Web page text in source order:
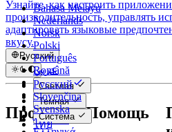
Bahasa Melayu
Nederlands
Norsk
Polski
Português
Română
Русский
Slovenčina
Svenska
ไทย
Узнайте, как настроить
производительность, управлять
адаптировать языковые
вкусу.
Русский
عربي
Català
Čeština
Dansk
Deutsch
Светлая
Темная
Система
ПродуктыПомощь